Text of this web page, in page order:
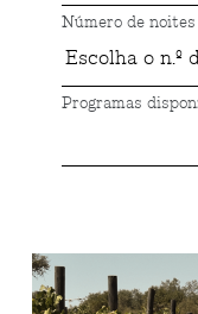
Número de noites
Programas